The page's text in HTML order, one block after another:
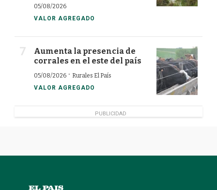
05/08/2026
VALOR AGREGADO
Aumenta la presencia de
corrales en el este del país
05/08/2026 · Rurales El País
VALOR AGREGADO
PUBLICIDAD